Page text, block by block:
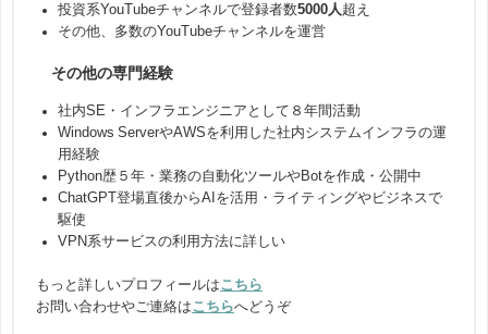
投資系YouTubeチャンネルで登録者数5000人 超え
その他、多数のYouTubeチャンネルを運営
その他の専門経験
社内SE・インフラエンジニアとして８年間活動
Windows ServerやAWSを利用した社内システムインフラの運
用経験
Python歴５年・業務の自動化ツールやBotを作成・公開中
ChatGPT登場直後からAIを活用・ライティングやビジネスで
駆使
VPN系サービスの利用方法に詳しい
もっと詳しいプロフィールはこちら
お問い合わせやご連絡はこちらへどうぞ